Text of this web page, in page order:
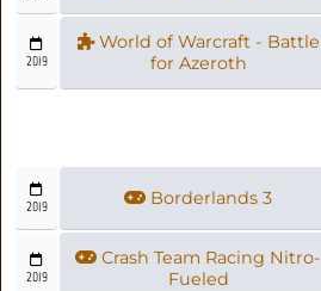
2019
World of Warcraft - Battle
for Azeroth
2019 Borderlands 3
2019
Crash Team Racing Nitro-
Fueled